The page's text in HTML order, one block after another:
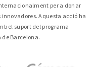
per a donar
Aquesta acció ha
el suport del programa
de Barcelona.